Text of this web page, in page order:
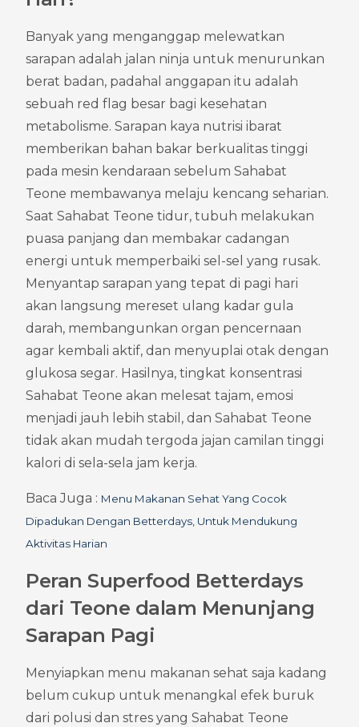
Banyak yang menganggap melewatkan
sarapan adalah jalan ninja untuk menurunkan
berat badan, padahal anggapan itu adalah
sebuah red flag besar bagi kesehatan
metabolisme. Sarapan kaya nutrisi ibarat
memberikan bahan bakar berkualitas tinggi
pada mesin kendaraan sebelum Sahabat
Teone membawanya melaju kencang seharian.
Saat Sahabat Teone tidur, tubuh melakukan
puasa panjang dan membakar cadangan
energi untuk memperbaiki sel-sel yang rusak.
Menyantap sarapan yang tepat di pagi hari
akan langsung mereset ulang kadar gula
darah, membangunkan organ pencernaan
agar kembali aktif, dan menyuplai otak dengan
glukosa segar. Hasilnya, tingkat konsentrasi
Sahabat Teone akan melesat tajam, emosi
menjadi jauh lebih stabil, dan Sahabat Teone
tidak akan mudah tergoda jajan camilan tinggi
kalori di sela-sela jam kerja.
Baca Juga : Menu Makanan Sehat Yang Cocok
Dipadukan Dengan Betterdays, Untuk Mendukung
Aktivitas Harian
Peran Superfood Betterdays
dari Teone dalam Menunjang
Sarapan Pagi
Menyiapkan menu makanan sehat saja kadang
belum cukup untuk menangkal efek buruk
dari polusi dan stres yang Sahabat Teone